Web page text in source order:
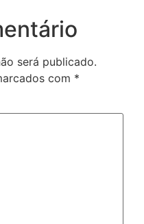
será publicado.
com *